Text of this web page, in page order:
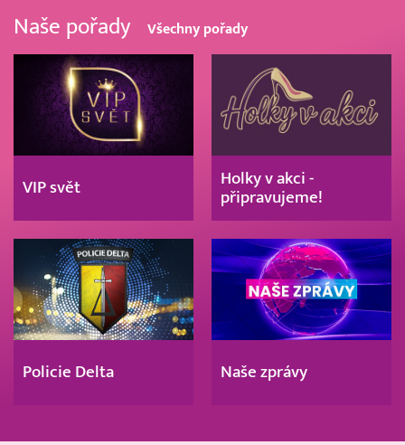
Naše pořady Všechny pořady
VIP svět
Holky v akci -
připravujeme!
Policie Delta Naše zprávy